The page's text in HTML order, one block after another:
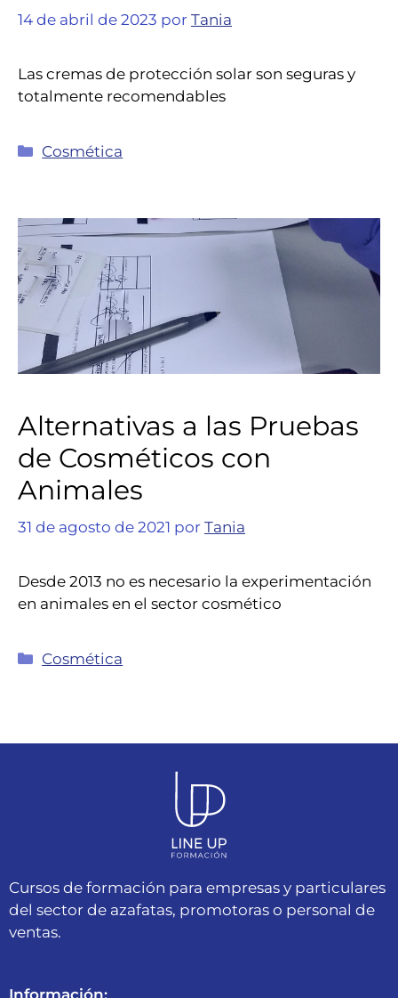
14 de abril de 2023 por Tania
Las cremas de protección solar son seguras y
totalmente recomendables
Cosmética
Alternativas a las Pruebas
de Cosméticos con
Animales
31 de agosto de 2021 por Tania
Desde 2013 no es necesario la experimentación
en animales en el sector cosmético
Cosmética
Cursos de formación para empresas y particulares
del sector de azafatas, promotoras o personal de
ventas.